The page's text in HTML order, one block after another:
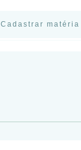
Cadastrar matéria